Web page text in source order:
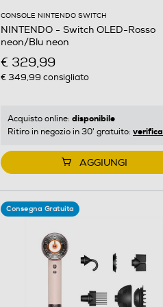
CONSOLE NINTENDO SWITCH
NINTENDO - Switch OLED-Rosso
neon/Blu neon
€ 329,99
€ 349,99 consigliato
Acquisto online: disponibile
Ritiro in negozio in 30' gratuito: verifica
AGGIUNGI
Consegna Gratuita